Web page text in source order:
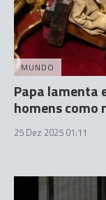
MUNDO
Papa lamenta
homens como
25 Dez 2025 01:11